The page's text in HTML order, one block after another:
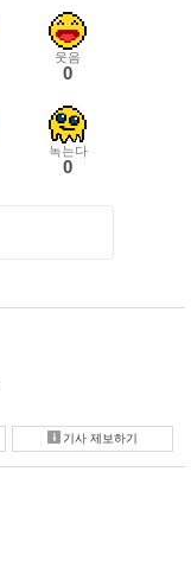
웃음
0
녹는다
0
기사 제보하기